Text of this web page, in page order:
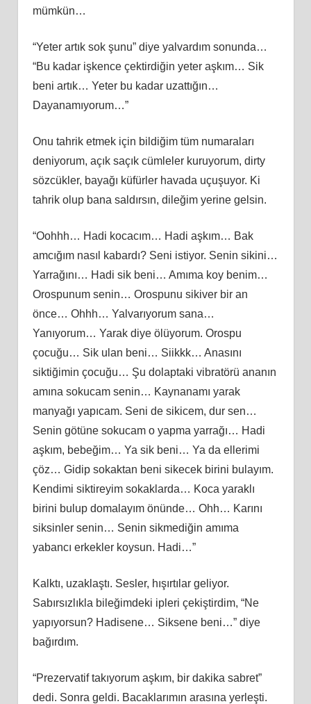
mümkün…
“Yeter artık sok şunu” diye yalvardım sonunda…
“Bu kadar işkence çektirdiğin yeter aşkım… Sik
beni artık… Yeter bu kadar uzattığın…
Dayanamıyorum…”
Onu tahrik etmek için bildiğim tüm numaraları
deniyorum, açık saçık cümleler kuruyorum, dirty
sözcükler, bayağı küfürler havada uçuşuyor. Ki
tahrik olup bana saldırsın, dileğim yerine gelsin.
“Oohhh… Hadi kocacım… Hadi aşkım… Bak
amcığım nasıl kabardı? Seni istiyor. Senin sikini…
Yarrağını… Hadi sik beni… Amıma koy benim…
Orospunum senin… Orospunu sikiver bir an
önce… Ohhh… Yalvarıyorum sana…
Yanıyorum… Yarak diye ölüyorum. Orospu
çocuğu… Sik ulan beni… Siikkk… Anasını
siktiğimin çocuğu… Şu dolaptaki vibratörü ananın
amına sokucam senin… Kaynanamı yarak
manyağı yapıcam. Seni de sikicem, dur sen…
Senin götüne sokucam o yapma yarrağı… Hadi
aşkım, bebeğim… Ya sik beni… Ya da ellerimi
çöz… Gidip sokaktan beni sikecek birini bulayım.
Kendimi siktireyim sokaklarda… Koca yaraklı
birini bulup domalayım önünde… Ohh… Karını
siksinler senin… Senin sikmediğin amıma
yabancı erkekler koysun. Hadi…”
Kalktı, uzaklaştı. Sesler, hışırtılar geliyor.
Sabırsızlıkla bileğimdeki ipleri çekiştirdim, “Ne
yapıyorsun? Hadisene… Siksene beni…” diye
bağırdım.
“Prezervatif takıyorum aşkım, bir dakika sabret”
dedi. Sonra geldi. Bacaklarımın arasına yerleşti.